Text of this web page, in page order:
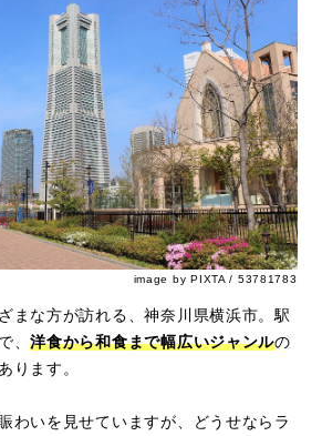
image by PIXTA / 53781783
まな方が訪れる、神奈川県横浜市。駅
、洋食から和食まで幅広いジャンルの
ります。
わいを見せていますが、どうせならラ